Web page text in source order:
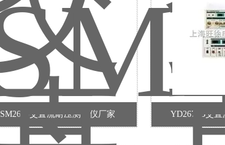
SM2665交直流耐压测试仪厂家 YD2672B交